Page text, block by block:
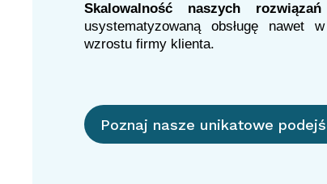
Skalowalność naszych rozwiązań
usystematyzowaną obsługę nawet
wzrostu firmy klienta.
Poznaj nasze unikatowe